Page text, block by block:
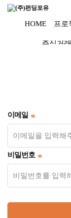
HOME 프로
주식거래
이메일
비밀번호